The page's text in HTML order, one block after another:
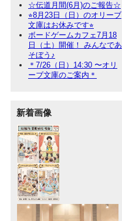
☆伝道月間(6月)のご報告☆
⭐︎8月23日（日）のオリーブ
文庫はお休みです⭐︎
ボードゲームカフェ7月18
日（土）開催！ みんなであ
そぼう♪
＊7/26（日）14:30 〜オリ
ーブ文庫のご案内＊
新着画像